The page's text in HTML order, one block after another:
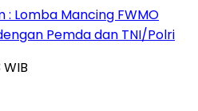
: Lomba Mancing FWMO
Pemda dan TNI/Polri